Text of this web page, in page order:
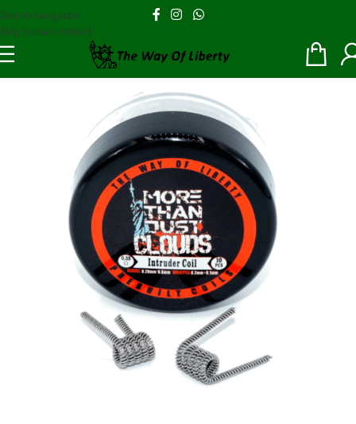
Skip to navigation
Skip to main content